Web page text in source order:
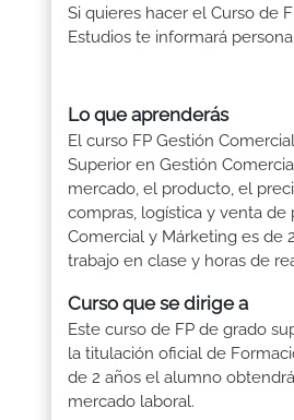
Si quieres hacer el Curso de
Estudios te informará
Lo que aprenderás
El curso FP Gestión
Superior en Gestión
mercado, el producto, el
compras, logística y venta
Comercial y Márketing es de
trabajo en clase y horas de
Curso que se dirige a
Este curso de FP de grado
la titulación oficial de
de 2 años el alumno
mercado laboral.